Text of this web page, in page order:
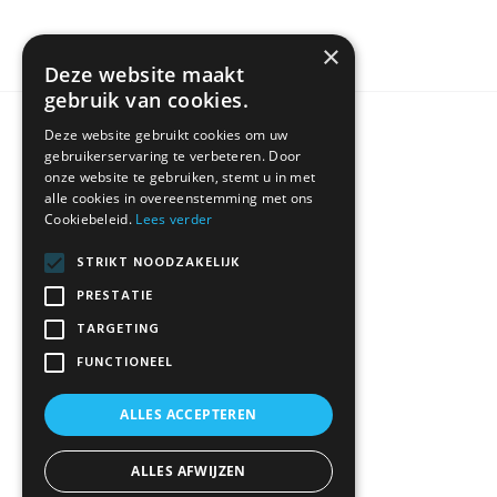
KLANTENSERVICE
Algemene Voorwaarden
Contact
×
Deze website maakt
gebruik van cookies.
Deze website gebruikt cookies om uw
gebruikerservaring te verbeteren. Door
onze website te gebruiken, stemt u in met
alle cookies in overeenstemming met ons
Cookiebeleid. Lees verder
STRIKT NOODZAKELIJK
PRESTATIE
TARGETING
FUNCTIONEEL
ALLES ACCEPTEREN
ALLES AFWIJZEN